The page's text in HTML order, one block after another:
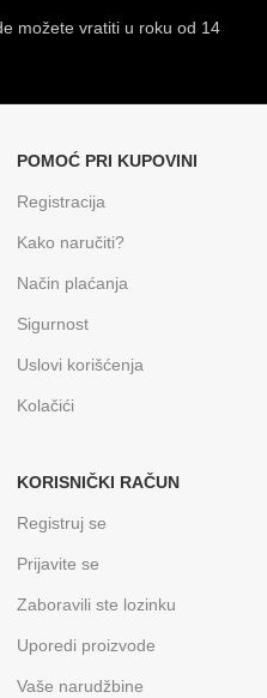
možete vratiti u roku od 14
POMOĆ PRI KUPOVINI
Registracija
Kako naručiti?
Način plaćanja
Sigurnost
Uslovi korišćenja
Kolačići
KORISNIČKI RAČUN
Registruj se
Prijavite se
Zaboravili ste lozinku
Uporedi proizvode
Vaše narudžbine